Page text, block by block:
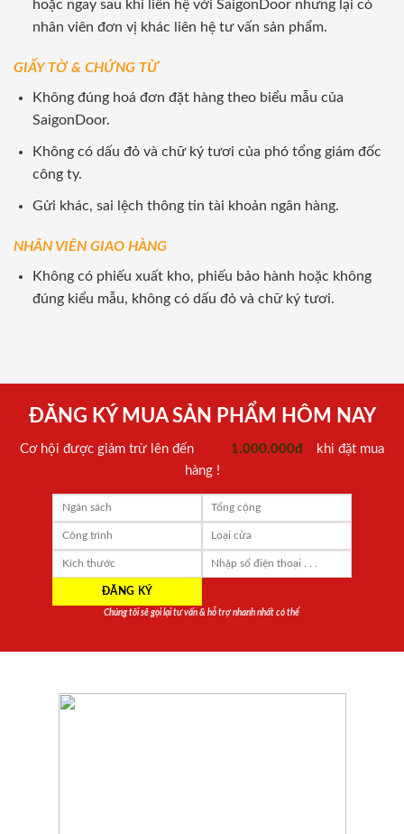
hoặc ngay sau khi liên hệ với SaigonDoor nhưng lại có
nhân viên đơn vị khác liên hệ tư vấn sản phẩm.
GIẤY TỜ & CHỨNG TỪ
Không đúng hoá đơn đặt hàng theo biểu mẫu của
SaigonDoor.
Không có dấu đỏ và chữ ký tươi của phó tổng giám đốc
công ty.
Gửi khác, sai lệch thông tin tài khoản ngân hàng.
NHÂN VIÊN GIAO HÀNG
Không có phiếu xuất kho, phiếu bảo hành hoặc không
đúng kiểu mẫu, không có dấu đỏ và chữ ký tươi.
ĐĂNG KÝ MUA SẢN PHẨM HÔM NAY
Cơ hội được giảm trừ lên đến 1.000.000đ
khi đặt mua
hàng !
Chúng tôi sẽ gọi lại tư vấn & hỗ trợ nhanh nhất có thể